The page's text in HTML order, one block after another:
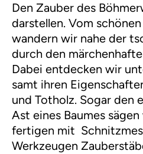
Den Zauber des
darstellen. Vom
wandern wir nahe der
durch den
Dabei entdecken wir
samt ihren
und Totholz. Sogar den
Ast eines Baumes
fertigen mit
Werkzeugen